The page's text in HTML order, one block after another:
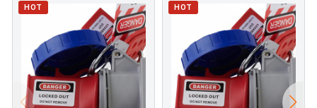
HOT HOT